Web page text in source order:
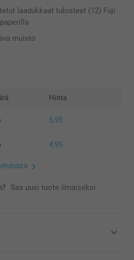
laadukkaat tulosteet (12) Fuji
muisto
Hinta
5,95
4,95
Saa uusi tuote ilmaiseksi